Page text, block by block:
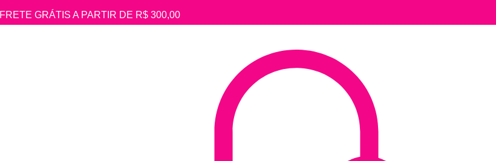
FRETE GRÁTIS A PARTIR DE R$ 300,00